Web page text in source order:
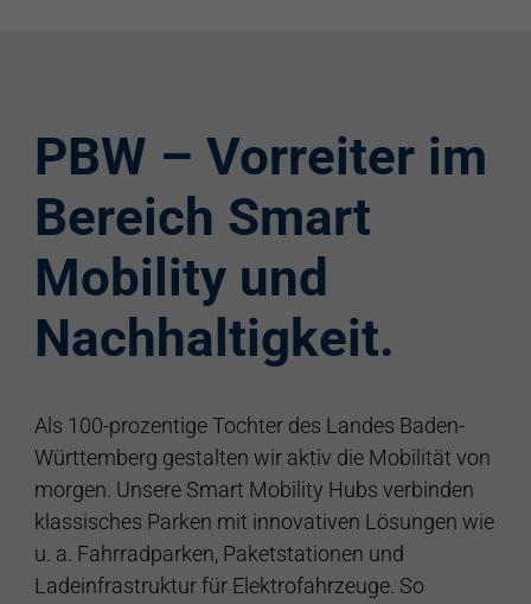
PBW – Vorreiter im
Bereich Smart
Mobility und
Nachhaltigkeit.
Als 100-prozentige Tochter des Landes Baden-
Württemberg gestalten wir aktiv die Mobilität von
morgen. Unsere Smart Mobility Hubs verbinden
klassisches Parken mit innovativen Lösungen wie
u. a. Fahrradparken, Paketstationen und
Ladeinfrastruktur für Elektrofahrzeuge. So